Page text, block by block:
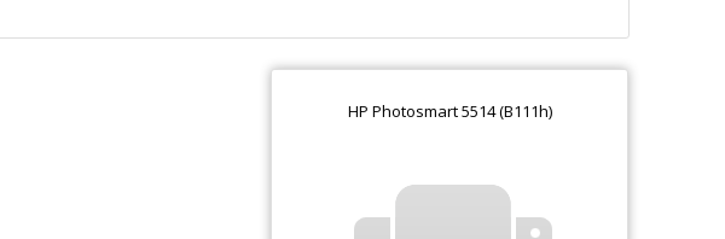
HP Photosmart 5514 (B111h)